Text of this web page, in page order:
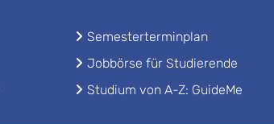
Semesterterminplan
Jobbörse für Studierende
Studium von A-Z: GuideMe